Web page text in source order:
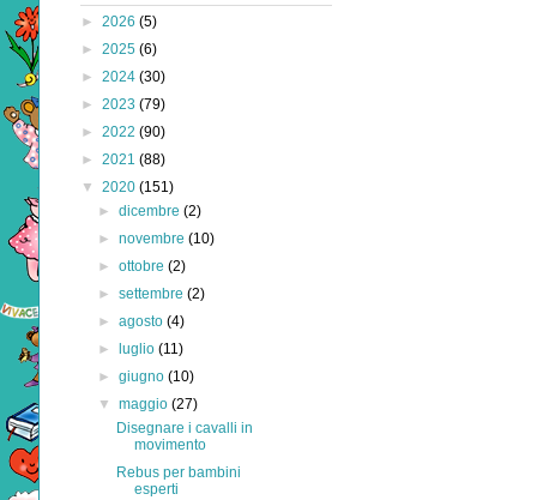
► 2026 (5)
► 2025 (6)
► 2024 (30)
► 2023 (79)
► 2022 (90)
► 2021 (88)
▼ 2020 (151)
►dicembre(2)
►novembre(10)
►ottobre(2)
►settembre(2)
►agosto(4)
►
luglio(11)
►giugno(10)
▼maggio(27)
Disegnare i cavalli in
movimento
Rebus per bambini
esperti